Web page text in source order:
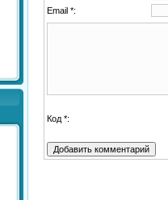
Email *:
Код *: